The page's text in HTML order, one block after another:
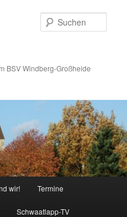
BSV Windberg-Großheide
wir! Termine
Schwaatlapp-TV